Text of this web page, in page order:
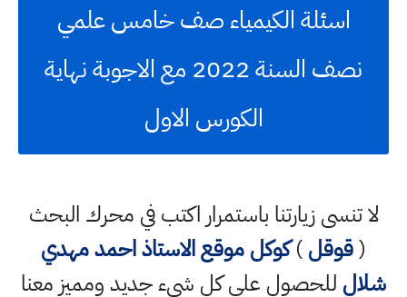
اسئلة الكيمياء صف خامس علمي
نصف السنة 2022 مع الاجوبة نهاية
الكورس الاول
لا تنسى زيارتنا باستمرار اكتب في محرك البحث
(قوقل)كوكلموقع الاستاذ احمد مهدي
شلال للحصول على كل شيء جديد ومميز معنا